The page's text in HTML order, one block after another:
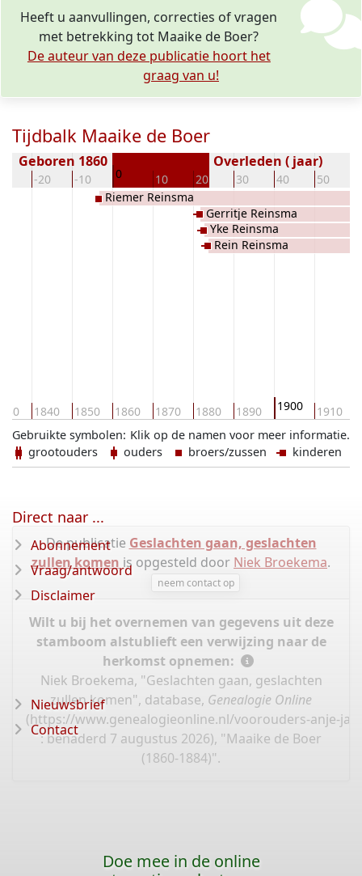
Heeft u aanvullingen, correcties of vragen
met betrekking tot Maaike de Boer?
De auteur van deze publicatie hoort het
graag van u!
Tijdbalk Maaike de Boer
-20 -10 0 10 20 30 40 50
Geboren 1860 Overleden ( jaar)
1840 1850 1860 1870 1880 1890 1900 1910
Riemer Reinsma
Gerritje Reinsma
Yke Reinsma
Rein Reinsma
Klik op de namen voor meer informatie.
Gebruikte symbolen:
grootouders
ouders broers/zussen kinderen
De publicatie Geslachten gaan, geslachten
zullen komen is opgesteld door Niek Broekema.
neem contact op
Wilt u bij het overnemen van gegevens uit deze
stamboom alstublieft een verwijzing naar de
herkomst opnemen:
Niek Broekema, "Geslachten gaan, geslachten
zullen komen", database, Genealogie Online
(https://www.genealogieonline.nl/voorouders-anje-
: benaderd 7 augustus 2026), "Maaike de Boer
(1860-1884)".
Direct naar ...
Abonnement
Vraag/antwoord
Disclaimer
Nieuwsbrief
Contact
Doe mee in de online